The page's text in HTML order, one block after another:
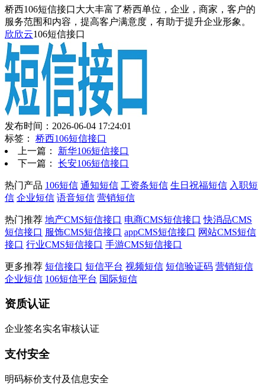
桥西106短信接口大大丰富了桥西单位，企业，商家，客户的
服务范围和内容，提高客户满意度，有助于提升企业形象。
欣欣云106短信接口
发布时间：2026-06-04 17:24:01
标签： 桥西106短信接口
上一篇： 新华106短信接口
下一篇： 长安106短信接口
热门产品 106短信 通知短信 工资条短信 生日祝福短信 入职短
信 企业短信 语音短信 营销短信
热门推荐 地产CMS短信接口 电商CMS短信接口 快消品CMS
短信接口 服饰CMS短信接口 appCMS短信接口 网站CMS短信
接口 行业CMS短信接口 手游CMS短信接口
更多推荐 短信接口 短信平台 视频短信 短信验证码 营销短信
企业短信 106短信平台 国际短信
资质认证
企业签名实名审核认证
支付安全
明码标价支付及信息安全